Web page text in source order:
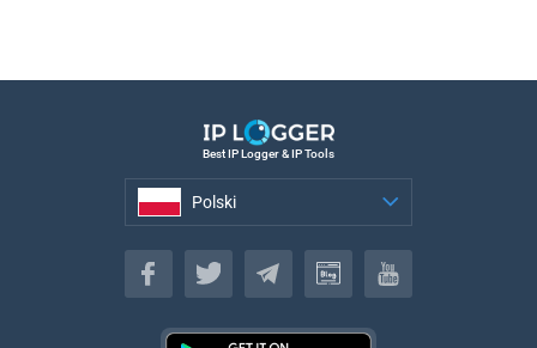
Best IP Logger & IP Tools
Polski
Polski